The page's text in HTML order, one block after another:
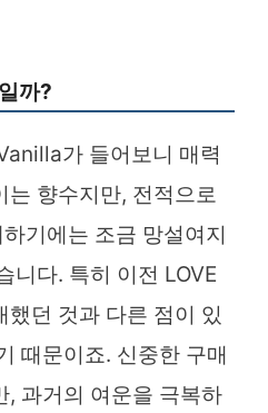
까?
가 들어보니 매력
향수지만, 전적으로
기에는 조금 망설여지
니다. 특히 이전 LOVE
했던 것과 다른 점이 있
때문이죠. 신중한 구매
, 과거의 여운을 극복하